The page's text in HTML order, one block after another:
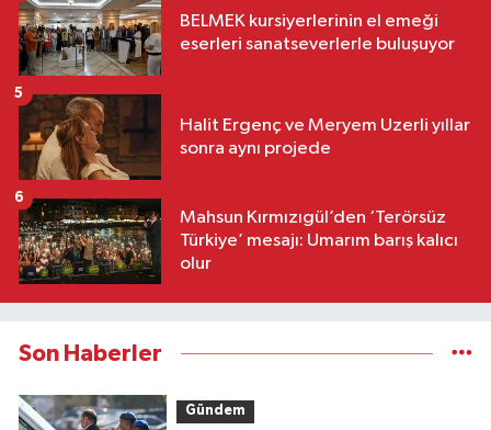
BELMEK kursiyerlerinin el emeği
eserleri sanatseverlerle buluşuyor
Halit Ergenç ve Meryem Uzerli yıllar
sonra aynı projede
5
Mahsun Kırmızıgül’den ‘Terörsüz
Türkiye’ mesajı: Umarım barış kalıcı
olur
6
Son Haberler
Gündem